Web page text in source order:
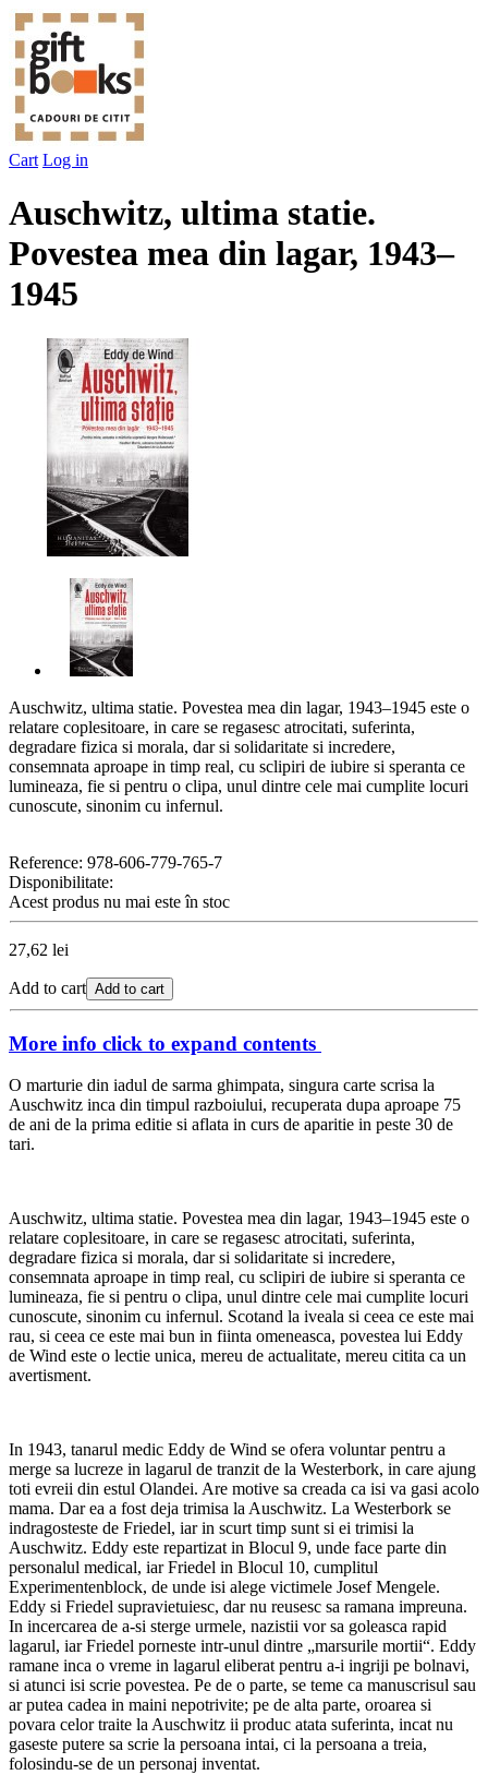
Cart Log in
Auschwitz, ultima statie.
Povestea mea din lagar, 1943–
1945
Auschwitz, ultima statie. Povestea mea din lagar, 1943–1945 este o
relatare coplesitoare, in care se regasesc atrocitati, suferinta,
degradare fizica si morala, dar si solidaritate si incredere,
consemnata aproape in timp real, cu sclipiri de iubire si speranta ce
lumineaza, fie si pentru o clipa, unul dintre cele mai cumplite locuri
cunoscute, sinonim cu infernul.
Reference: 978-606-779-765-7
Disponibilitate:
Acest produs nu mai este în stoc
27,62 lei
Add to cart Add to cart
More info click to expand contents
O marturie din iadul de sarma ghimpata, singura carte scrisa la
Auschwitz inca din timpul razboiului, recuperata dupa aproape 75
de ani de la prima editie si aflata in curs de aparitie in peste 30 de
tari.
Auschwitz, ultima statie. Povestea mea din lagar, 1943–1945 este o
relatare coplesitoare, in care se regasesc atrocitati, suferinta,
degradare fizica si morala, dar si solidaritate si incredere,
consemnata aproape in timp real, cu sclipiri de iubire si speranta ce
lumineaza, fie si pentru o clipa, unul dintre cele mai cumplite locuri
cunoscute, sinonim cu infernul. Scotand la iveala si ceea ce este mai
rau, si ceea ce este mai bun in fiinta omeneasca, povestea lui Eddy
de Wind este o lectie unica, mereu de actualitate, mereu citita ca un
avertisment.
In 1943, tanarul medic Eddy de Wind se ofera voluntar pentru a
merge sa lucreze in lagarul de tranzit de la Westerbork, in care ajung
toti evreii din estul Olandei. Are motive sa creada ca isi va gasi acolo
mama. Dar ea a fost deja trimisa la Auschwitz. La Westerbork se
indragosteste de Friedel, iar in scurt timp sunt si ei trimisi la
Auschwitz. Eddy este repartizat in Blocul 9, unde face parte din
personalul medical, iar Friedel in Blocul 10, cumplitul
Experimentenblock, de unde isi alege victimele Josef Mengele.
Eddy si Friedel supravietuiesc, dar nu reusesc sa ramana impreuna.
In incercarea de a-si sterge urmele, nazistii vor sa goleasca rapid
lagarul, iar Friedel porneste intr-unul dintre „marsurile mortii“. Eddy
ramane inca o vreme in lagarul eliberat pentru a-i ingriji pe bolnavi,
si atunci isi scrie povestea. Pe de o parte, se teme ca manuscrisul sau
ar putea cadea in maini nepotrivite; pe de alta parte, oroarea si
povara celor traite la Auschwitz ii produc atata suferinta, incat nu
gaseste putere sa scrie la persoana intai, ci la persoana a treia,
folosindu-se de un personaj inventat.